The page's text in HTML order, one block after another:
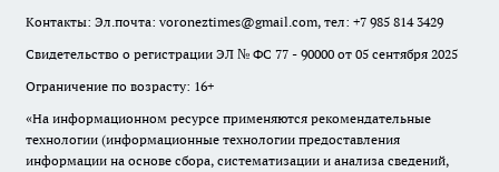
Контакты: Эл.почта: voroneztimes@gmail.com, тел: +7 985 814 3429
Свидетельство о регистрации ЭЛ № ФС 77 - 90000 от 05 сентября 2025
Ограничение по возрасту: 16+
«На информационном ресурсе применяются рекомендательные
технологии (информационные технологии предоставления
информации на основе сбора, систематизации и анализа сведений,